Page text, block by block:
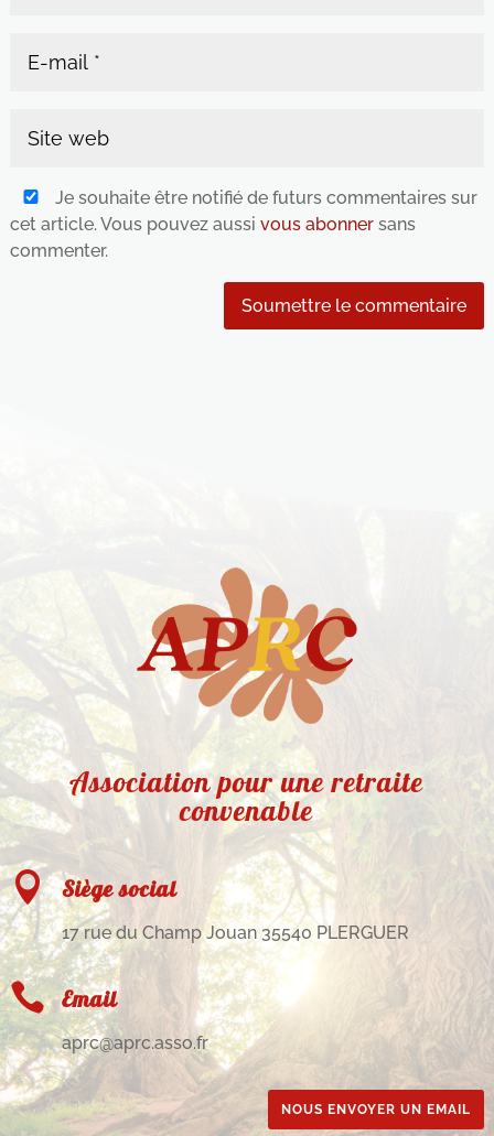
Je souhaite être notifié de futurs commentaires sur
cet article. Vous pouvez aussi vous abonnersans
commenter.
Soumettre le commentaire
Association pour une retraite
convenable
 Siège social
17 rue du Champ Jouan 35540 PLERGUER
 Email
aprc@aprc.asso.fr
NOUS ENVOYER UN EMAIL